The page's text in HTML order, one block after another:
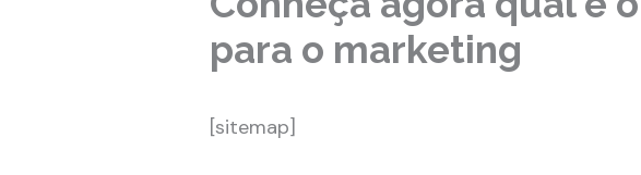
para o marketing
[sitemap]